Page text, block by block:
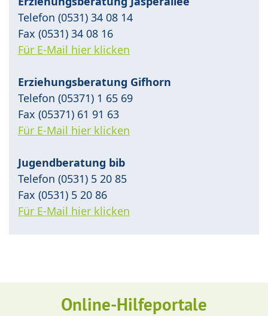
Telefon (0531) 34 08 14
Fax (0531) 34 08 16
Für E-Mail hier klicken
Erziehungsberatung Gifhorn
Telefon (05371) 1 65 69
Fax (05371) 61 91 63
Für E-Mail hier klicken
Jugendberatung bib
Telefon (0531) 5 20 85
Fax (0531) 5 20 86
Für E-Mail hier klicken
Online-Hilfeportale